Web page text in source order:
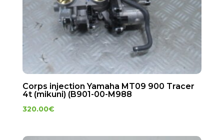
Corps injection Yamaha MT09 900 Tracer
4t (mikuni) (B901-00-M988
320.00€